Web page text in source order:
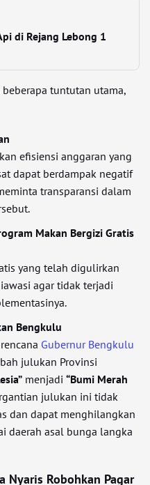
di Rejang Lebong 1
tuntutan utama,
efisiensi anggaran yang
dapat berdampak negatif
transparansi dalam
Makan Bergizi Gratis
yang telah digulirkan
agar tidak terjadi
Bengkulu
Gubernur Bengkulu
julukan Provinsi
menjadi “Bumi Merah
julukan ini tidak
dan dapat menghilangkan
daerah asal bunga langka
Nyaris Robohkan Pagar